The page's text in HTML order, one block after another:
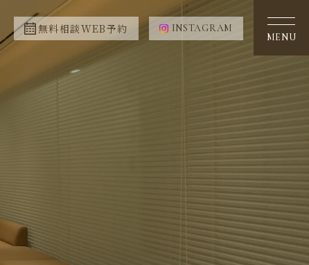
無料相談WEB予約 INSTAGRAM
MENU